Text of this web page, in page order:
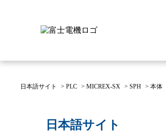
日本語サイト > PLC > MICREX-SX > SPH > 本体
日本語サイト